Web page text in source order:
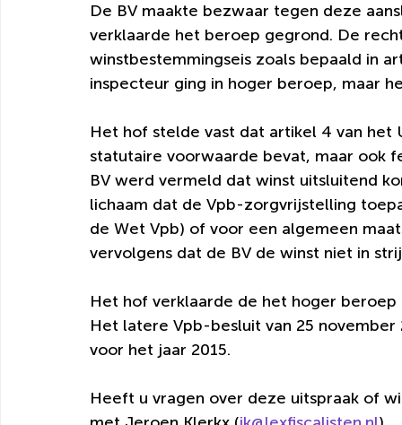
De BV maakte bezwaar tegen deze
verklaarde het beroep gegrond. De
winstbestemmingseis zoals bepaald in
inspecteur ging in hoger beroep, maar
Het hof stelde vast dat artikel 4 van
statutaire voorwaarde bevat, maar ook
BV werd vermeld dat winst uitsluitend
lichaam dat de Vpb-zorgvrijstelling
de Wet Vpb) of voor een algemeen
vervolgens dat de BV de winst niet in
Het hof verklaarde de het hoger
Het latere Vpb-besluit van 25
voor het jaar 2015.
Heeft u vragen over deze uitspraak of